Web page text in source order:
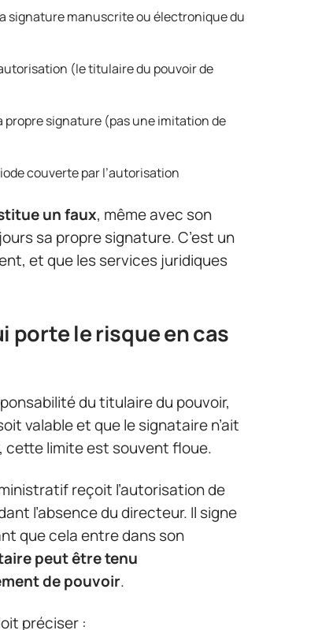
signature manuscrite ou électronique du
(le titulaire du pouvoir de
signature (pas une imitation de
couverte par l’autorisation
un faux, même avec son
sa propre signature. C’est un
et que les services juridiques
porte le risque en cas
du titulaire du pouvoir,
valable et que le signataire n’ait
cette limite est souvent floue.
reçoit l’autorisation de
l’absence du directeur. Il signe
que cela entre dans son
peut être tenu
de pouvoir.
préciser :